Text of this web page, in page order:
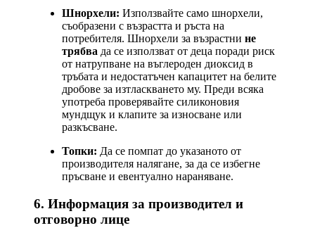
Шнорхели: Използвайте само шнорхели,
съобразени с възрастта и ръста на
потребителя. Шнорхели за възрастни не
трябва да се използват от деца поради риск
от натрупване на въглероден диоксид в
тръбата и недостатъчен капацитет на белите
дробове за изтласкването му. Преди всяка
употреба проверявайте силиконовия
мундщук и клапите за износване или
разкъсване.
Топки: Да се помпат до указаното от
производителя налягане, за да се избегне
пръсване и евентуално нараняване.
6. Информация за производител и
отговорно лице